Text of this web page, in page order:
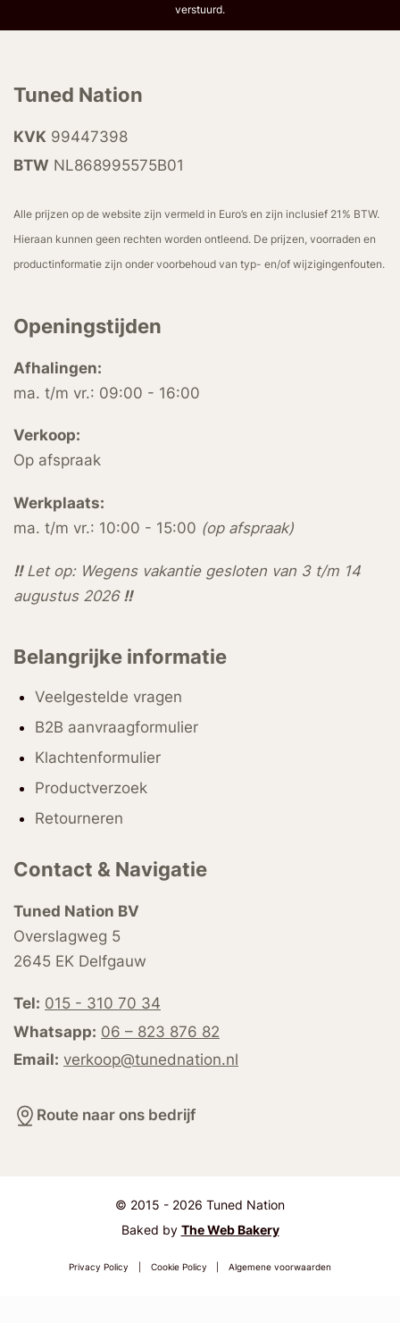
verstuurd.
Tuned Nation
KVK 99447398
BTW NL868995575B01
Alle prijzen op de website zijn vermeld in Euro’s en zijn inclusief 21% BTW.
Hieraan kunnen geen rechten worden ontleend. De prijzen, voorraden en
productinformatie zijn onder voorbehoud van typ- en/of wijzigingenfouten.
Openingstijden
Afhalingen:
ma. t/m vr.: 09:00 - 16:00
Verkoop:
Op afspraak
Werkplaats:
ma. t/m vr.: 10:00 - 15:00 (op afspraak)
!!Let op: Wegens vakantie gesloten van 3 t/m 14
augustus 2026 !!
Belangrijke informatie
Veelgestelde vragen
B2B aanvraagformulier
Klachtenformulier
Productverzoek
Retourneren
Contact & Navigatie
Tuned Nation BV
Overslagweg 5
2645 EK Delfgauw
Tel: 015 - 310 70 34
Whatsapp: 06 – 823 876 82
Email: verkoop@tunednation.nl
Route naar ons bedrijf
© 2015 - 2026 Tuned Nation
Baked by The Web Bakery
Privacy Policy Cookie Policy Algemene voorwaarden